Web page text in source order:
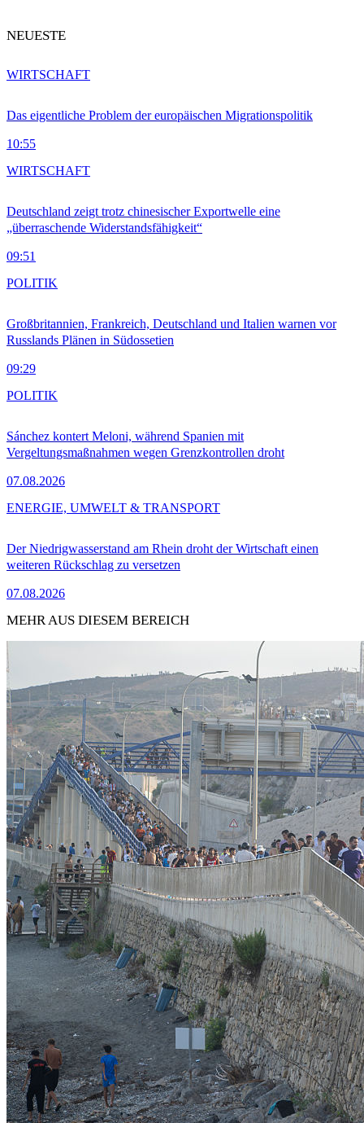
NEUESTE
Das eigentliche Problem der europäischen Migrationspolitik
10:55
WIRTSCHAFT
Deutschland zeigt trotz chinesischer Exportwelle eine
„überraschende Widerstandsfähigkeit“
09:51
WIRTSCHAFT
Großbritannien, Frankreich, Deutschland und Italien warnen vor
Russlands Plänen in Südossetien
09:29
POLITIK
Sánchez kontert Meloni, während Spanien mit
Vergeltungsmaßnahmen wegen Grenzkontrollen droht
07.08.2026
POLITIK
Der Niedrigwasserstand am Rhein droht der Wirtschaft einen
weiteren Rückschlag zu versetzen
07.08.2026
ENERGIE, UMWELT & TRANSPORT
MEHR AUS DIESEM BEREICH